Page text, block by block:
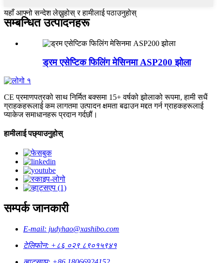
यहाँ आफ्नो सन्देश लेख्नुहोस् र हामीलाई पठाउनुहोस्
सम्बन्धित उत्पादनहरू
ड्रम एसेप्टिक फिलिंग मेसिनमा ASP200 झोला
CE प्रमाणपत्रको साथ निर्मित बक्समा 15+ वर्षको झोलाको रूपमा, हामी सधैं
ग्राहकहरूलाई कम लागतमा उत्पादन क्षमता बढाउन मद्दत गर्न ग्राहकहरूलाई
प्याकेज समाधानहरू प्रदान गर्दछौं।
हामीलाई पछ्याउनुहोस्
सम्पर्क जानकारी
E-mail: judyhao@xashibo.com
टेलिफोन: +८६ ०२९ ८९०१५९४१